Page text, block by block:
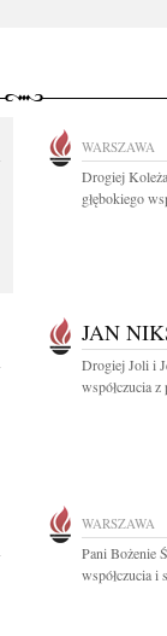
WARSZAWA
Drogiej
głębokiego
JAN
Drogiej Joli i
współczucia
WARSZAWA
Pani Bożenie
współczucia i